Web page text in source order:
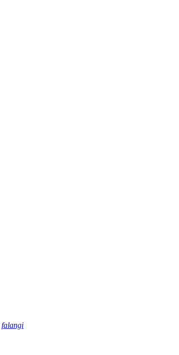
falangi